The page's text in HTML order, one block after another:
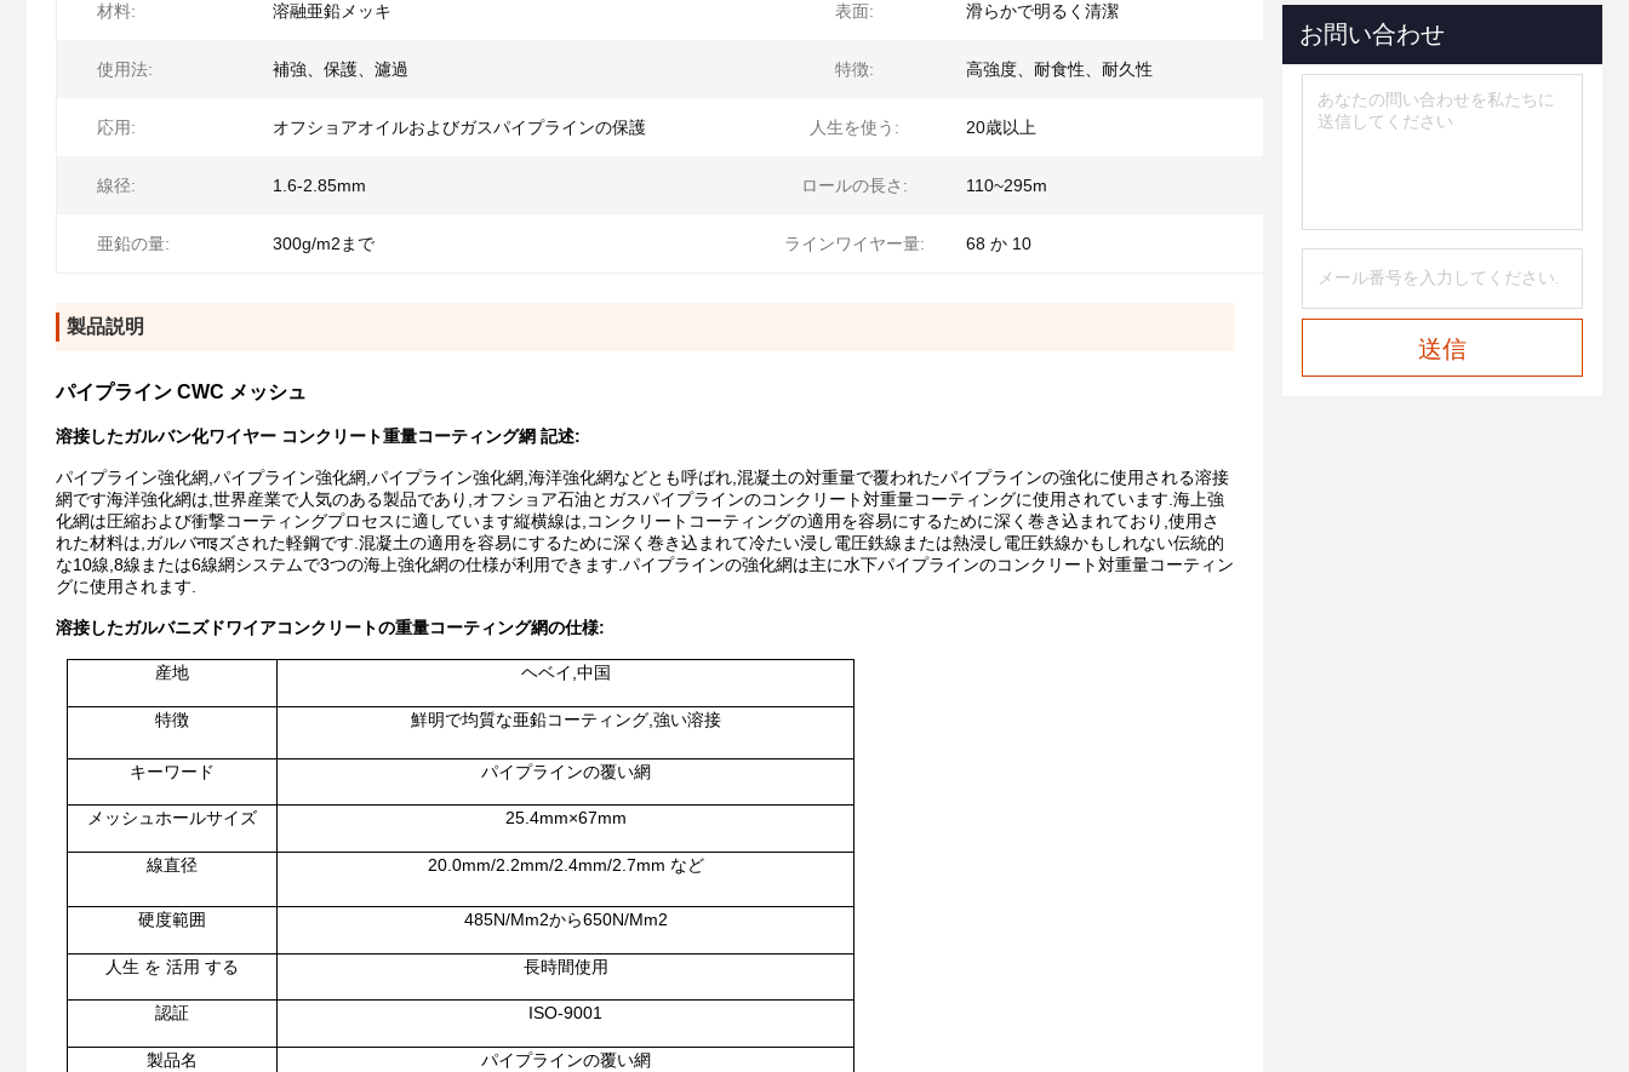
材料: 溶融亜鉛メッキ 表面: 滑らかで明るく清潔
使用法: 補強、保護、濾過 特徴: 高強度、耐食性、耐久性
応用: オフショアオイルおよびガスパイプラインの保護 人生を使う: 20歳以上
線径: 1.6-2.85mm ロールの長さ: 110~295m
亜鉛の量: 300g/m2まで ラインワイヤー量: 68 か 10
製品説明
パイプライン CWC メッシュ
溶接したガルバン化ワイヤー コンクリート重量コーティング網 記述:
パイプライン強化網,パイプライン強化網,パイプライン強化網,海洋強化網などとも呼ばれ,混凝土の対重量で覆われたパイプラインの強化に使用される溶接
網です海洋強化網は,世界産業で人気のある製品であり,オフショア石油とガスパイプラインのコンクリート対重量コーティングに使用されています.海上強
化網は圧縮および衝撃コーティングプロセスに適しています縦横線は,コンクリートコーティングの適用を容易にするために深く巻き込まれており,使用さ
れた材料は,ガルバनाइズされた軽鋼です.混凝土の適用を容易にするために深く巻き込まれて冷たい浸し電圧鉄線または熱浸し電圧鉄線かもしれない伝統的
な10線,8線または6線網システムで3つの海上強化網の仕様が利用できます.パイプラインの強化網は主に水下パイプラインのコンクリート対重量コーティン
グに使用されます.
溶接したガルバニズドワイアコンクリートの重量コーティング網の仕様:
産地 ヘベイ,中国
特徴 鮮明で均質な亜鉛コーティング,強い溶接
キーワード パイプラインの覆い網
メッシュホールサイズ 25.4mm×67mm
線直径 20.0mm/2.2mm/2.4mm/2.7mm など
硬度範囲 485N/Mm2から650N/Mm2
人生 を 活用 する 長時間使用
認証 ISO-9001
製品名 パイプラインの覆い網
お問い合わせ
送信